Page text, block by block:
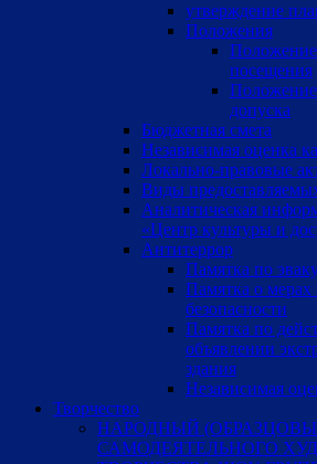
утверждение
Положения
посещения
допуска
Бюджетная смета
Независимая оценка
Локально-правовые
Виды
Аналитическая
«Центр культуры и
Антитеррор
Памятка по
Памятка о
безопасности
Памятка по
объявлении
здания
Независимая
Творчество
НАРОДНЫЙ
САМОДЕЯТЕЛЬНОГО